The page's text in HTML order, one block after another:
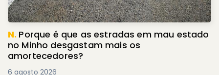
N. Porque é que as estradas em mau estado
no Minho desgastam mais os
amortecedores?
6 agosto 2026